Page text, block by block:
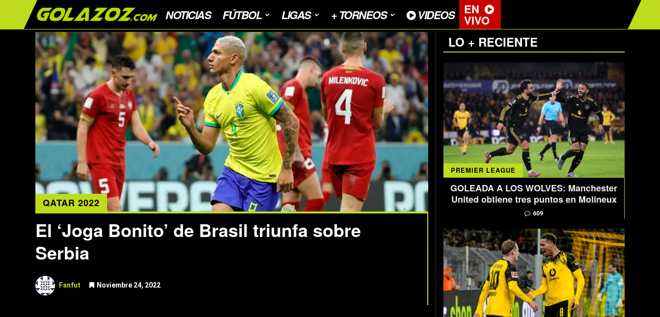
NOTICIAS FÚTBOL LIGAS + TORNEOS VIDEOS EN
VIVO
QATAR 2022
El ‘Joga Bonito’ de Brasil triunfa sobre
Serbia
Fanfut Noviembre 24, 2022
LO + RECIENTE
PREMIER LEAGUE
GOLEADA A LOS WOLVES: Manchester
United obtiene tres puntos en Molineux
609